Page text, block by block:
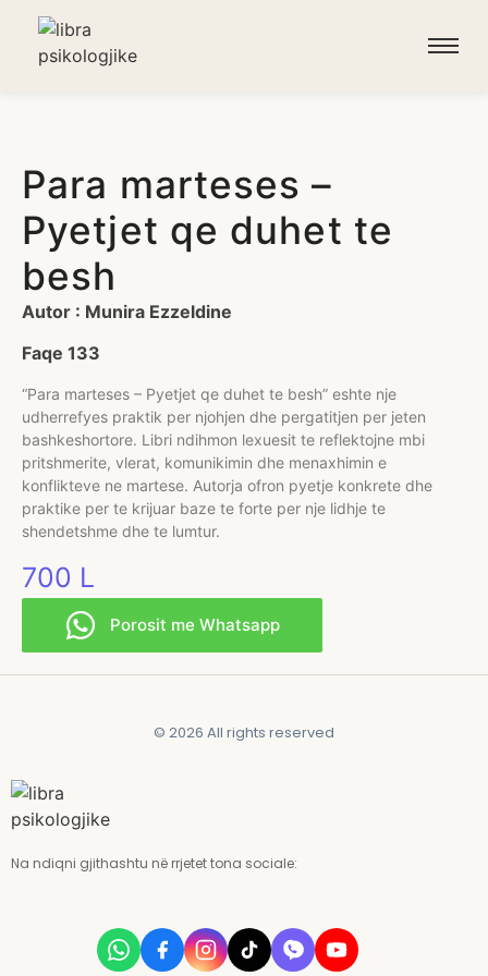
Para marteses –
Pyetjet qe duhet te
besh
Autor : Munira Ezzeldine
Faqe 133
“Para marteses – Pyetjet qe duhet te besh” eshte nje
udherrefyes praktik per njohjen dhe pergatitjen per jeten
bashkeshortore. Libri ndihmon lexuesit te reflektojne mbi
pritshmerite, vlerat, komunikimin dhe menaxhimin e
konflikteve ne martese. Autorja ofron pyetje konkrete dhe
praktike per te krijuar baze te forte per nje lidhje te
shendetshme dhe te lumtur.
700 L
Porosit me Whatsapp
© 2026 All rights reserved
Na ndiqni gjithashtu në rrjetet tona sociale: